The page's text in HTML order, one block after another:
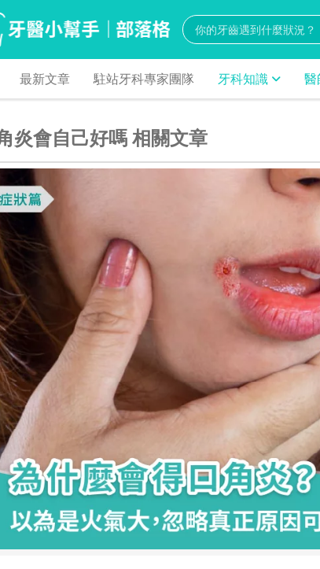
最新文章 駐站牙科專家團隊 牙科知識 醫
炎會自己好嗎 相關文章